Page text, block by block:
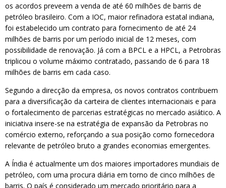
os acordos preveem a venda de até 60 milhões de barris de
petróleo brasileiro. Com a IOC, maior refinadora estatal indiana,
foi estabelecido um contrato para fornecimento de até 24
milhões de barris por um período inicial de 12 meses, com
possibilidade de renovação. Já com a BPCL e a HPCL, a Petrobras
triplicou o volume máximo contratado, passando de 6 para 18
milhões de barris em cada caso.
Segundo a direcção da empresa, os novos contratos contribuem
para a diversificação da carteira de clientes internacionais e para
o fortalecimento de parcerias estratégicas no mercado asiático. A
iniciativa insere-se na estratégia de expansão da Petrobras no
comércio externo, reforçando a sua posição como fornecedora
relevante de petróleo bruto a grandes economias emergentes.
A Índia é actualmente um dos maiores importadores mundiais de
petróleo, com uma procura diária em torno de cinco milhões de
barris. O país é considerado um mercado prioritário para a